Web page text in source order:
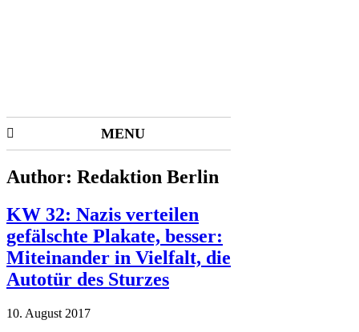
MENU
Author: Redaktion Berlin
KW 32: Nazis verteilen
gefälschte Plakate, besser:
Miteinander in Vielfalt, die
Autotür des Sturzes
10. August 2017